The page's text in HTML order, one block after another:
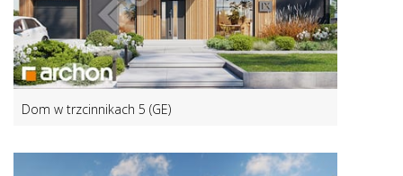
Dom w trzcinnikach 5 (GE)